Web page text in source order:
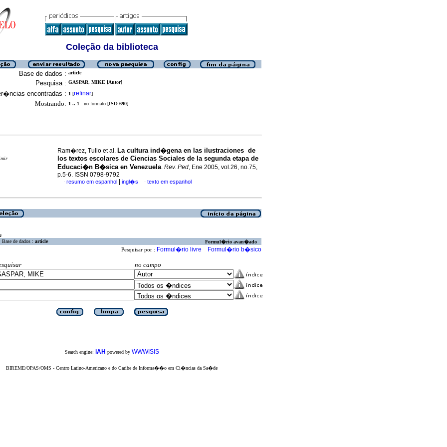
Coleção da biblioteca
Base de dados : article
Pesquisa : GASPAR, MIKE [Autor]
encontradas : 1 [refinar]
Mostrando: 1 .. 1 no formato [ISO 690]
Ram�rez, Tulio et al. La cultura ind�gena en las ilustraciones de
los textos escolares de Ciencias Sociales de la segunda etapa de
Educaci�n B�sica en Venezuela. Rev. Ped, Ene 2005, vol.26, no.75,
p.5-6. ISSN 0798-9792
· resumo em espanhol ingl�s · texto em espanhol
Base de dados : article Formul�rio avan�ado
Pesquisar por : Formul�rio livre Formul�rio b�sico
no campo
Search engine: iAH powered by WWWISIS
BIREME/OPAS/OMS - Centro Latino-Americano e do Caribe de Informa��o em Ci�ncias da Sa�de